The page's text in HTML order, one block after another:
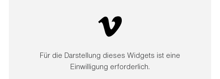
Für die Darstellung dieses Widgets ist eine
Einwilligung erforderlich.